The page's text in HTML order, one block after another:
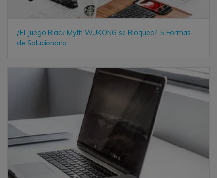
¿El Juego Black Myth WUKONG se Bloquea? 5 Formas
de Solucionarlo